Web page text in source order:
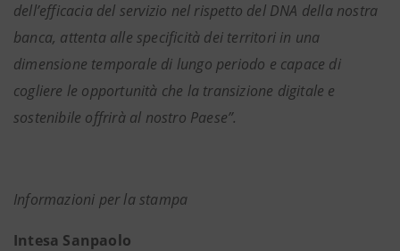
dell’efficacia del servizio nel rispetto del DNA della nostra
banca, attenta alle specificità dei territori in una
dimensione temporale di lungo periodo e capace di
cogliere le opportunità che la transizione digitale e
sostenibile offrirà al nostro Paese”.
Informazioni per la stampa
Intesa Sanpaolo